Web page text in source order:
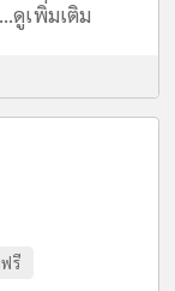
ดูเพิ่มเติม
รี